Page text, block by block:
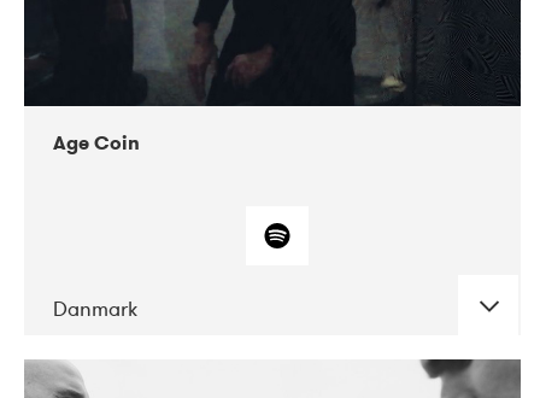
Victoriateatern
Age Coin
Danmark